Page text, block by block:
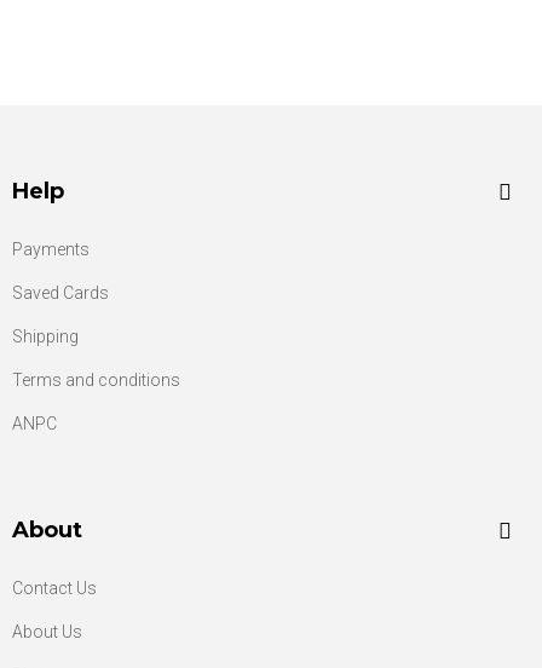
Help
Payments
Saved Cards
Shipping
Terms and conditions
ANPC
About
Contact Us
About Us